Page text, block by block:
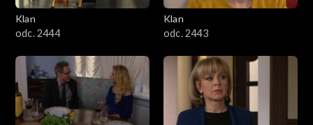
Klan
odc. 2444
Klan
odc. 2443